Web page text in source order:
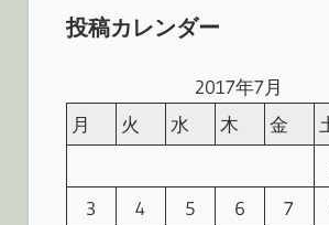
投稿カレンダー
2017年7月
月
火 水 木 金
3
4 5 6 7